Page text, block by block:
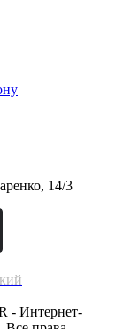
14/3
- Интернет-